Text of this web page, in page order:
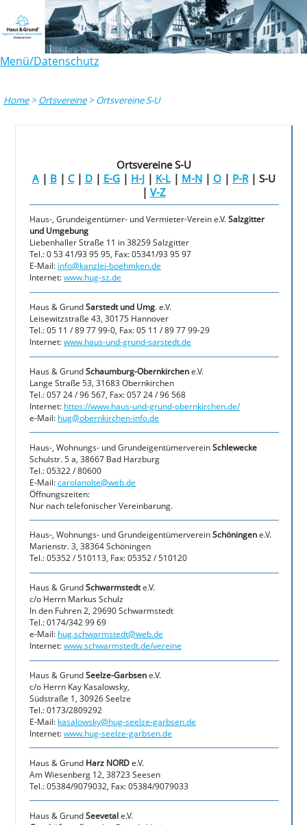
Menü/Datenschutz
Home> Ortsvereine> Ortsvereine S-U
Ortsvereine S-U
A| B| C| D| E-G| H-J| K-L| M-N| O| P-R| S-U
| V-Z
Haus-, Grundeigentümer- und Vermieter-Verein e.V.Salzgitter
und Umgebung
Liebenhaller Straße 11 in 38259 Salzgitter
Tel.: 0 53 41/93 95 95, Fax: 05341/93 95 97
E-Mail: info@kanzlei-boehmken.de
Internet:www.hug-sz.de
Haus & GrundSarstedt und Umg. e.V.
Leisewitzstraße 43, 30175 Hannover
Tel.: 05 11 / 89 77 99-0, Fax: 05 11 / 89 77 99-29
Internet:www.haus-und-grund-sarstedt.de
Haus & GrundSchaumburg-Obernkirchene.V.
Lange Straße 53, 31683 Obernkirchen
Tel.: 057 24 / 96 567, Fax: 057 24 / 96 568
Internet: https://www.haus-und-grund-obernkirchen.de/
e-Mail: hug@obernkirchen-info.de
Haus-, Wohnungs- und GrundeigentümervereinSchlewecke
Schulstr. 5 a, 38667 Bad Harzburg
Tel.: 05322 / 80600
E-Mail:carolanolte@web.de
Öffnungszeiten:
Nur nach telefonischer Vereinbarung.
Haus-, Wohnungs- und GrundeigentümervereinSchöningene.V.
Marienstr. 3, 38364 Schöningen
Tel.: 05352 / 510113, Fax: 05352 / 510120
Haus & GrundSchwarmstedte.V.
c/o Herrn Markus Schulz
In den Fuhren 2, 29690 Schwarmstedt
Tel.: 0174/342 99 69
e-Mail: hug.schwarmstedt@web.de
Internet:www.schwarmstedt.de/vereine
Haus & GrundSeelze-Garbsene.V.
c/o Herrn Kay Kasalowsky,
Südstraße 1, 30926 Seelze
Tel.: 0173/2809292
E-Mail: kasalowsky@hug-seelze-garbsen.de
Internet:www.hug-seelze-garbsen.de
Haus & Grund Harz NORDe.V.
Am Wiesenberg 12, 38723 Seesen
Tel.: 05384/9079032, Fax: 05384/9079033
Haus & GrundSeevetale.V.